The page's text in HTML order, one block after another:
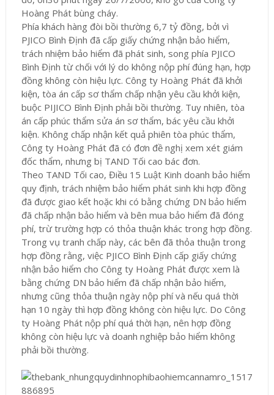
Hoàng Phát bùng cháy.
Phía khách hàng đòi bồi thường 6,7 tỷ đồng, bởi vì
PJICO Bình Định đã cấp giấy chứng nhận bảo hiểm,
trách nhiệm bảo hiểm đã phát sinh, song phía PJICO
Bình Định từ chối với lý do không nộp phí đúng hạn, hợp
đồng không còn hiệu lực. Công ty Hoàng Phát đã khởi
kiện, tòa án cấp sơ thẩm chấp nhận yêu cầu khởi kiện,
buộc PIJICO Bình Định phải bồi thường. Tuy nhiên, tòa
án cấp phúc thẩm sửa án sơ thẩm, bác yêu cầu khởi
kiện. Không chấp nhận kết quả phiên tòa phúc thẩm,
Công ty Hoàng Phát đã có đơn đề nghị xem xét giám
đốc thẩm, nhưng bị TAND Tối cao bác đơn.
Theo TAND Tối cao, Điều 15 Luật Kinh doanh bảo hiểm
quy định, trách nhiệm bảo hiểm phát sinh khi hợp đồng
đã được giao kết hoặc khi có bằng chứng DN bảo hiểm
đã chấp nhận bảo hiểm và bên mua bảo hiểm đã đóng
phí, trừ trường hợp có thỏa thuận khác trong hợp đồng.
Trong vụ tranh chấp này, các bên đã thỏa thuận trong
hợp đồng rằng, việc PJICO Bình Định cấp giấy chứng
nhận bảo hiểm cho Công ty Hoàng Phát được xem là
bằng chứng DN bảo hiểm đã chấp nhận bảo hiểm,
nhưng cũng thỏa thuận ngày nộp phí và nếu quá thời
hạn 10 ngày thì hợp đồng không còn hiệu lực. Do Công
ty Hoàng Phát nộp phí quá thời hạn, nên hợp đồng
không còn hiệu lực và doanh nghiệp bảo hiểm không
phải bồi thường.